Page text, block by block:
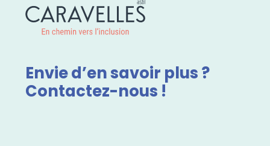
Envie d’en savoir plus ?
Contactez-nous !